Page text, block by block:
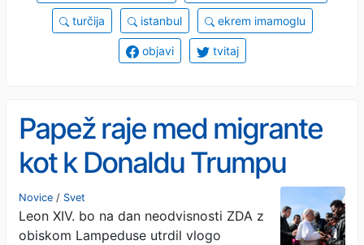
turčija istanbul ekrem imamoglu
objavi tvitaj
Papež raje med migrante
kot k Donaldu Trumpu
Novice / Svet
Leon XIV. bo na dan neodvisnosti ZDA z
obiskom Lampeduse utrdil vlogo